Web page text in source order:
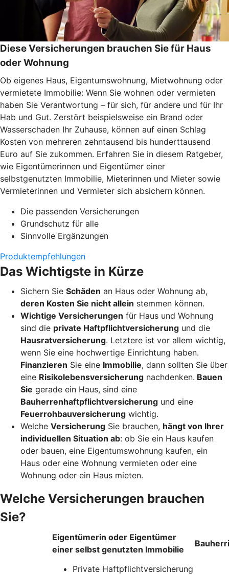
Diese Versicherungen brauchen Sie für Haus
oder Wohnung
Ob eigenes Haus, Eigentumswohnung, Mietwohnung oder
vermietete Immobilie: Wenn Sie wohnen oder vermieten
haben Sie Verantwortung – für sich, für andere und für Ihr
Hab und Gut. Zerstört beispielsweise ein Brand oder
Wasserschaden Ihr Zuhause, können auf einen Schlag
Kosten von mehreren zehntausend bis hunderttausend
Euro auf Sie zukommen. Erfahren Sie in diesem Ratgeber,
wie Eigentümerinnen und Eigentümer einer
selbstgenutzten Immobilie, Mieterinnen und Mieter sowie
Vermieterinnen und Vermieter sich absichern können.
Die passenden Versicherungen
Grundschutz für alle
Sinnvolle Ergänzungen
Produktempfehlungen
Das Wichtigste in Kürze
Sichern Sie Schäden an Haus oder Wohnung ab,
deren Kosten Sie nicht allein stemmen können.
Wichtige Versicherungen für Haus und Wohnung
sind die private Haftpflichtversicherung und die
Hausratversicherung. Letztere ist vor allem wichtig,
wenn Sie eine hochwertige Einrichtung haben.
Finanzieren Sie eine Immobilie, dann sollten Sie über
eine Risikolebensversicherung nachdenken. Bauen
Sie gerade ein Haus, sind eine
Bauherrenhaftpflichtversicherung und eine
Feuerrohbauversicherung wichtig.
Welche Versicherung Sie brauchen, hängt von Ihrer
individuellen Situation ab: ob Sie ein Haus kaufen
oder bauen, eine Eigentumswohnung kaufen, ein
Haus oder eine Wohnung vermieten oder eine
Wohnung oder ein Haus mieten.
Welche Versicherungen brauchen
Sie?
Eigentümerin oder Eigentümer
einer selbst genutzten Immobilie
Private Haftpflichtversicherung